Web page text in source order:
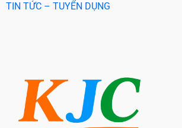
TIN TỨC – TUYỂN DỤNG